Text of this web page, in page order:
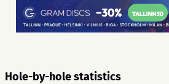
Hole-by-hole statistics